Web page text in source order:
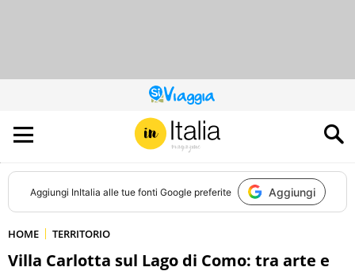
QUESTO
SITO
CONTRIBUISCE
ALL’AUDIENCE
DI
Aggiungi InItalia alle tue fonti Google preferite Aggiungi
HOME TERRITORIO
Villa Carlotta sul Lago di Como: tra arte e